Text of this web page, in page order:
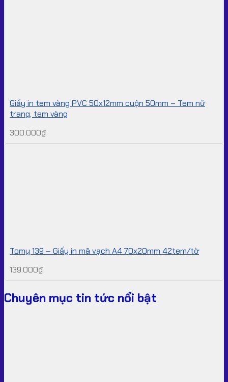
Giấy in tem vàng PVC 50x12mm cuộn 50mm – Tem nữ
trang, tem vàng
300.000₫
Tomy 139 – Giấy in mã vạch A4 70x20mm 42tem/tờ
139.000₫
Chuyên mục tin tức nổi bật